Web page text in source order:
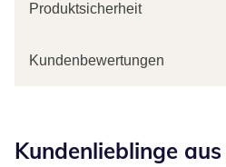
Produktsicherheit
Kundenbewertungen
Kundenlieblinge